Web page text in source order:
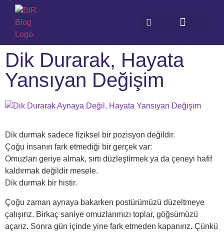
Dik Durarak, Hayata
Yansıyan Değişim
Dik durmak sadece fiziksel bir pozisyon değildir.
Çoğu insanın fark etmediği bir gerçek var:
Omuzları geriye almak, sırtı düzleştirmek ya da çeneyi hafif
kaldırmak değildir mesele.
Dik durmak bir histir.
Çoğu zaman aynaya bakarken postürümüzü düzeltmeye
çalışırız. Birkaç saniye omuzlarımızı toplar, göğsümüzü
açarız. Sonra gün içinde yine fark etmeden kapanırız. Çünkü